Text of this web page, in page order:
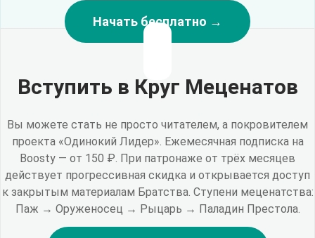
Начать бесплатно →
Вступить в Круг Меценатов
Вы можете стать не просто читателем, а покровителем
проекта «Одинокий Лидер». Ежемесячная подписка на
Boosty — от 150 ₽. При патронаже от трёх месяцев
действует прогрессивная скидка и открывается доступ
к закрытым материалам Братства. Ступени меценатства:
Паж → Оруженосец → Рыцарь → Паладин Престола.